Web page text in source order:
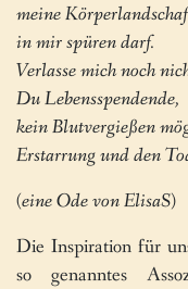
meine
in mir spüren darf.
Verlasse mich noch
Du Lebensspendende,
kein Blutvergießen
Erstarrung und den
(eine Ode von ElisaS)
Die Inspiration für
so genanntes